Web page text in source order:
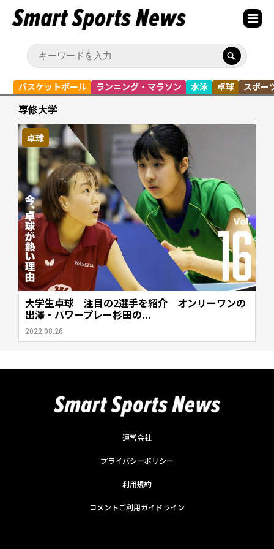
バスケットボール ランニング・マラソン 水泳 卓球 スポー
専修大学
卓球
大学生卓球 注目の2選手を紹介 オンリーワンの
出澤・パワープレー杉田の...
2022.08.26
運営会社
プライバシーポリシー
利用規約
コメントご利用ガイドライン